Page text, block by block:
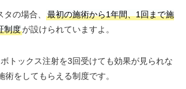
の場合、
最初の施術から1年間、1回まで施
制度が設けられていますよ。
トックス注射を3回受けても効果が見られな
術をしてもらえる制度です。